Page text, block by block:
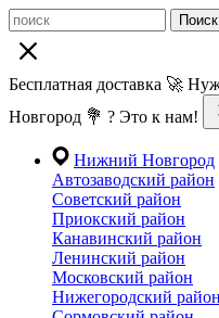
Поиск
Бесплатная доставка 🚀
Новгород 💐 ? Это к нам!
Нижний Новгород
Автозаводский район
Советский район
Приокский район
Канавинский район
Ленинский район
Московский район
Нижегородский район